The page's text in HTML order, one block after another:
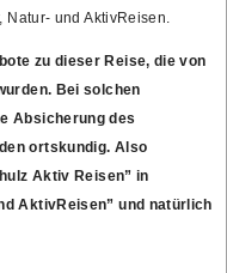
Natur- und AktivReisen.
zu dieser Reise, die von
Bei solchen
Absicherung des
ortskundig. Also
Aktiv Reisen” in
AktivReisen” und natürlich